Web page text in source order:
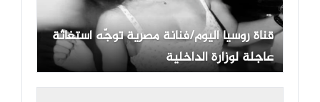
قناة روسيا اليوم/فنانة مصرية توجّه استغاثة
عاجلة لوزارة الداخلية